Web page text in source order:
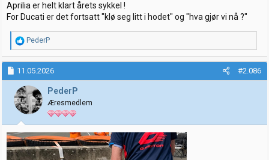
Aprilia er helt klart årets sykkel !
For Ducati er det fortsatt "klø seg litt i hodet" og "hva gjør vi nå ?"
R
e
a
k
s
j
o
n
e
r
:
PederP
11.05.2026 #2.086
PederP
Æresmedlem